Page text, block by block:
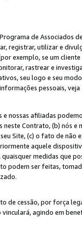
de Associados
registrar, utilizar e
exemplo, se um
rastrear e
seu logo e seu
pessoais,
e nossas afiliadas
Contrato, (b) nós
Site, (c) o fato de
aquele
medidas que
podem ser feitas,
de cessão, por força
agindo em